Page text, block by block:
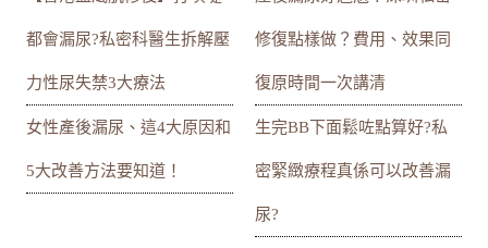
都會漏尿?私密科醫生拆解壓
力性尿失禁3大療法
修復點樣做？費用、效果同
復原時間一次講清
女性產後漏尿、這4大原因和
5大改善方法要知道！
生完BB下面鬆咗點算好?私
密緊緻療程真係可以改善漏
尿?